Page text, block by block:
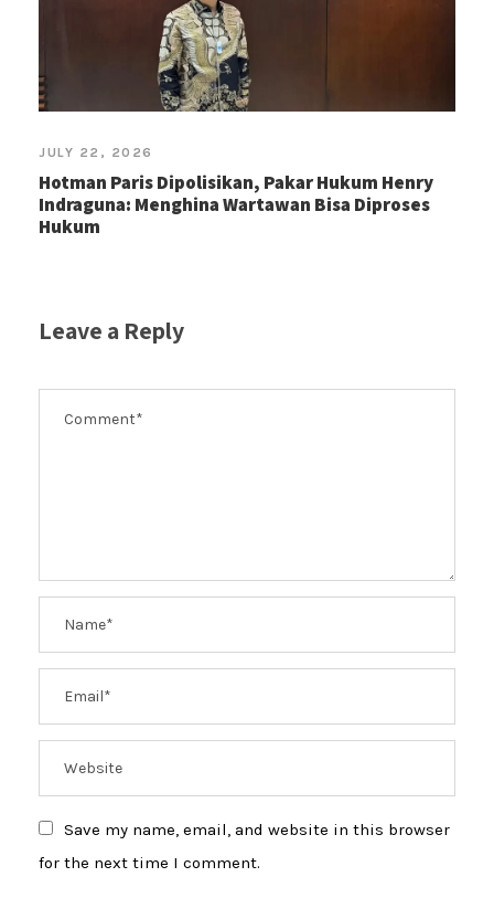
JULY 22, 2026
Hotman Paris Dipolisikan, Pakar Hukum Henry
Indraguna: Menghina Wartawan Bisa Diproses
Hukum
Leave a Reply
Save my name, email, and website in this browser
for the next time I comment.